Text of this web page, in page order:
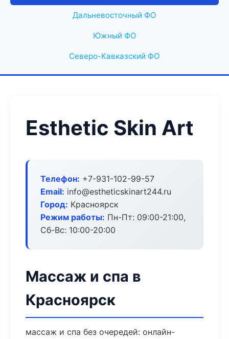
Дальневосточный ФО
Южный ФО
Северо-Кавказский ФО
Esthetic Skin Art
Телефон: +7-931-102-99-57
Email: info@estheticskinart244.ru
Город: Красноярск
Режим работы: Пн-Пт: 09:00-21:00,
Сб-Вс: 10:00-20:00
Массаж и спа в
Красноярск
массаж и спа без очередей: онлайн-